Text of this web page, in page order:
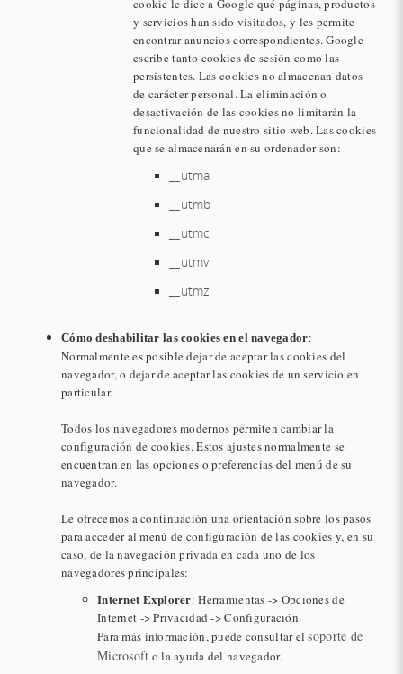
cookie le dice a Google qué páginas, productos
y servicios han sido visitados, y les permite
encontrar anuncios correspondientes. Google
escribe tanto cookies de sesión como las
persistentes. Las cookies no almacenan datos
de carácter personal. La eliminación o
desactivación de las cookies no limitarán la
funcionalidad de nuestro sitio web. Las cookies
que se almacenarán en su ordenador son:
__utma
__utmb
__utmc
__utmv
__utmz
Cómo deshabilitar las cookies en el navegador:
Normalmente es posible dejar de aceptar las cookies del
navegador, o dejar de aceptar las cookies de un servicio en
particular.
Todos los navegadores modernos permiten cambiar la
configuración de cookies. Estos ajustes normalmente se
encuentran en las opciones o preferencias del menú de su
navegador.
Le ofrecemos a continuación una orientación sobre los pasos
para acceder al menú de configuración de las cookies y, en su
caso, de la navegación privada en cada uno de los
navegadores principales:
Internet Explorer: Herramientas -> Opciones de
Internet -> Privacidad -> Configuración.
Para más información, puede consultar elsoporte de
Microsoft o la ayuda del navegador.